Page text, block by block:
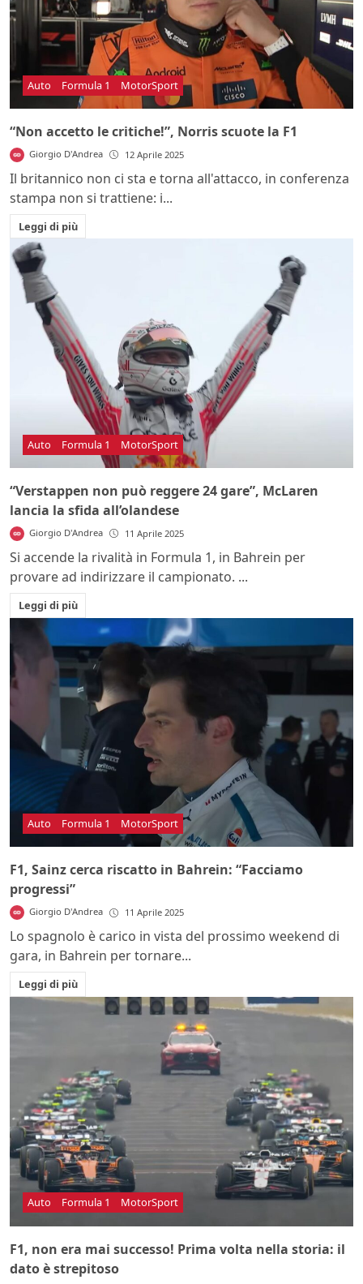
Auto Formula 1 MotorSport
“Non accetto le critiche!”, Norris scuote la F1
Giorgio D'Andrea 12 Aprile 2025
Il britannico non ci sta e torna all'attacco, in conferenza
stampa non si trattiene: i...
Leggi di più
Auto Formula 1 MotorSport
“Verstappen non può reggere 24 gare”, McLaren
lancia la sfida all’olandese
Giorgio D'Andrea 11 Aprile 2025
Si accende la rivalità in Formula 1, in Bahrein per
provare ad indirizzare il campionato. ...
Leggi di più
Auto Formula 1 MotorSport
F1, Sainz cerca riscatto in Bahrein: “Facciamo
progressi”
Giorgio D'Andrea 11 Aprile 2025
Lo spagnolo è carico in vista del prossimo weekend di
gara, in Bahrein per tornare...
Leggi di più
Auto Formula 1 MotorSport
F1, non era mai successo! Prima volta nella storia: il
dato è strepitoso